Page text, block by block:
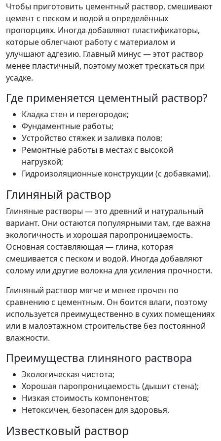
Чтобы приготовить цементный раствор, смешивают
цемент с песком и водой в определённых
пропорциях. Иногда добавляют пластификаторы,
которые облегчают работу с материалом и
улучшают адгезию. Главный минус — этот раствор
менее пластичный, поэтому может трескаться при
усадке.
Где применяется цементный раствор?
Кладка стен и перегородок;
Фундаментные работы;
Устройство стяжек и заливка полов;
Ремонтные работы в местах с высокой
нагрузкой;
Гидроизоляционные конструкции (с добавками).
Глиняный раствор
Глиняные растворы — это древний и натуральный
вариант. Они остаются популярными там, где важна
экологичность и хорошая паропроницаемость.
Основная составляющая — глина, которая
смешивается с песком и водой. Иногда добавляют
солому или другие волокна для усиления прочности.
Глиняный раствор мягче и менее прочен по
сравнению с цементным. Он боится влаги, поэтому
используется преимущественно в сухих помещениях
или в малоэтажном строительстве без постоянной
влажности.
Преимущества глиняного раствора
Экологическая чистота;
Хорошая паропроницаемость (дышит стена);
Низкая стоимость компонентов;
Нетоксичен, безопасен для здоровья.
Известковый раствор